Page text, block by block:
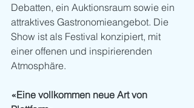
Debatten, ein Auktionsraum sowie ein
attraktives Gastronomieangebot. Die
Show ist als Festival konzipiert, mit
einer offenen und inspirierenden
Atmosphäre.
«Eine vollkommen neue Art von